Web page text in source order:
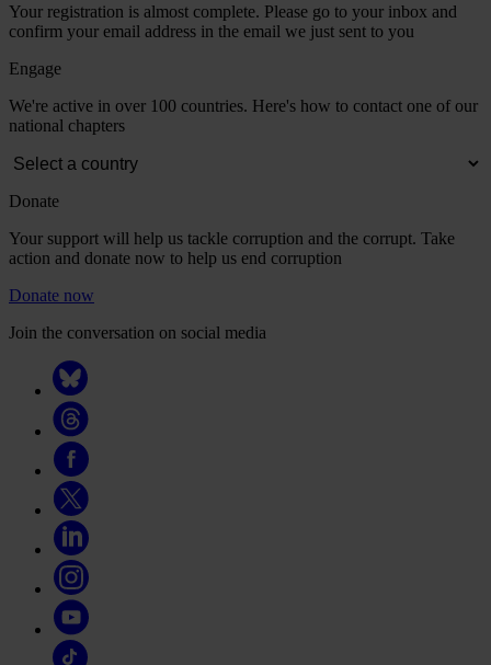
Your registration is almost complete. Please go to your inbox and
confirm your email address in the email we just sent to you
Engage
We're active in over 100 countries. Here's how to contact one of our
national chapters
Donate
Your support will help us tackle corruption and the corrupt. Take
action and donate now to help us end corruption
Donate now
Join the conversation on social media